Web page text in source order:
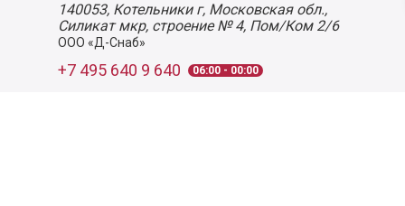
140053, Котельники г, Московская обл.,
Силикат мкр, строение № 4, Пом/Ком 2/6
ООО «Д-Снаб»
+7 495 640 9 640 06:00 - 00:00